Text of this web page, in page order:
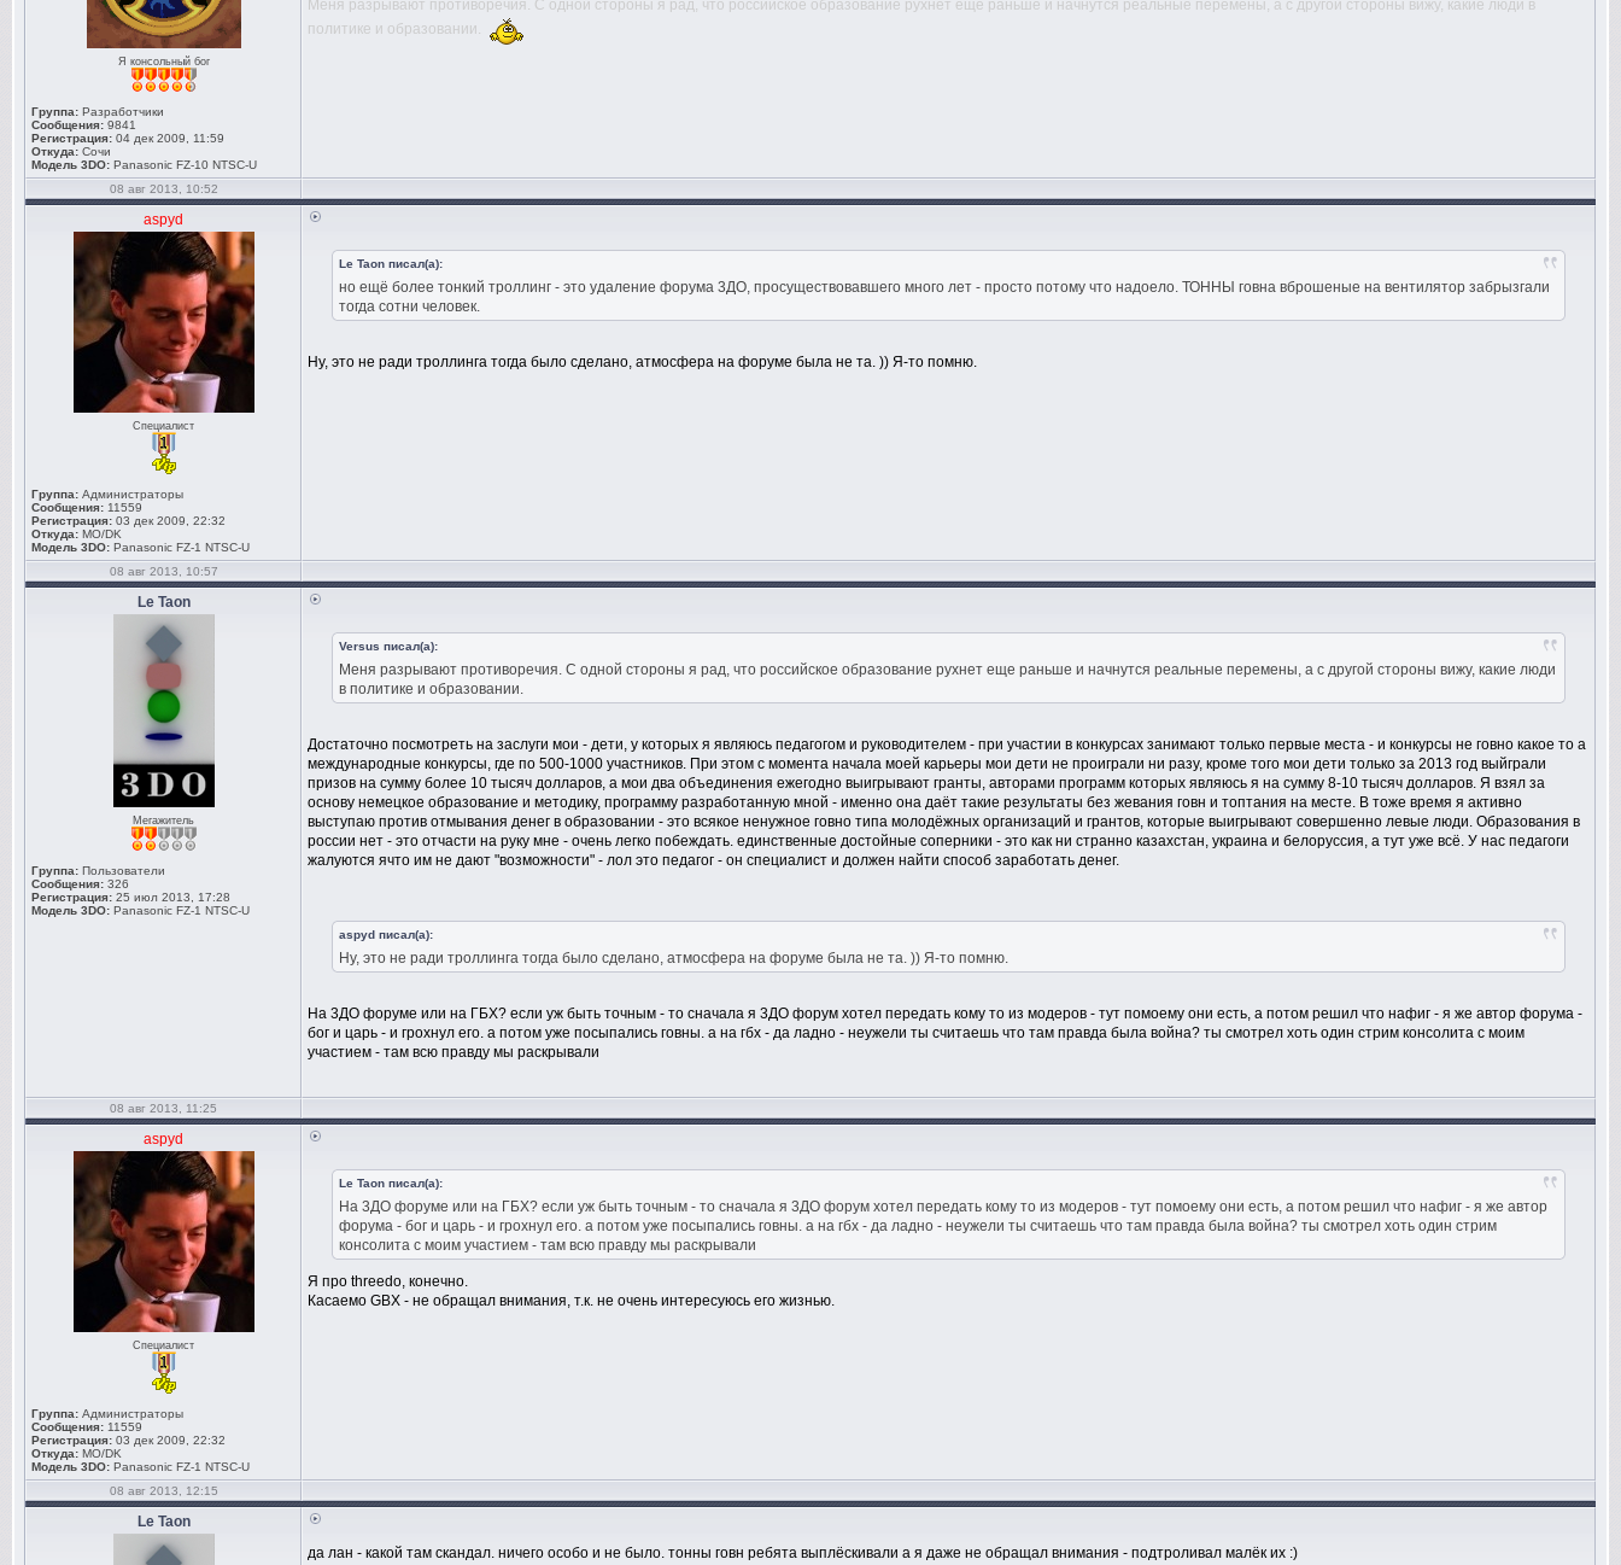
Я консольный бог
Группа: Разработчики
Сообщения: 9841
Регистрация: 04 дек 2009, 11:59
Откуда: Сочи
Модель 3DO: Panasonic FZ-10 NTSC-U
Меня разрывают противоречия. С одной стороны я рад, что российское образование рухнет еще раньше и начнутся реальные перемены, а с другой стороны вижу, какие люди в
политике и образовании.
08 авг 2013, 10:52
aspyd
Специалист
Группа: Администраторы
Сообщения: 11559
Регистрация: 03 дек 2009, 22:32
Откуда: MO/DK
Модель 3DO: Panasonic FZ-1 NTSC-U
Le Taon писал(а):
но ещё более тонкий троллинг - это удаление форума 3ДО, просуществовавшего много лет - просто потому что надоело. ТОННЫ говна вброшеные на вентилятор забрызгали
тогда сотни человек.
Ну, это не ради троллинга тогда было сделано, атмосфера на форуме была не та. )) Я-то помню.
08 авг 2013, 10:57
Le Taon
Мегажитель
Группа: Пользователи
Сообщения: 326
Регистрация: 25 июл 2013, 17:28
Модель 3DO: Panasonic FZ-1 NTSC-U
Versus писал(а):
Меня разрывают противоречия. С одной стороны я рад, что российское образование рухнет еще раньше и начнутся реальные перемены, а с другой стороны вижу, какие люди
в политике и образовании.
Достаточно посмотреть на заслуги мои - дети, у которых я являюсь педагогом и руководителем - при участии в конкурсах занимают только первые места - и конкурсы не говно какое то а
международные конкурсы, где по 500-1000 участников. При этом с момента начала моей карьеры мои дети не проиграли ни разу, кроме того мои дети только за 2013 год выйграли
призов на сумму более 10 тысяч долларов, а мои два объединения ежегодно выигрывают гранты, авторами программ которых являюсь я на сумму 8-10 тысяч долларов. Я взял за
основу немецкое образование и методику, программу разработанную мной - именно она даёт такие результаты без жевания говн и топтания на месте. В тоже время я активно
выступаю против отмывания денег в образовании - это всякое ненужное говно типа молодёжных организаций и грантов, которые выигрывают совершенно левые люди. Образования в
россии нет - это отчасти на руку мне - очень легко побеждать. единственные достойные соперники - это как ни странно казахстан, украина и белоруссия, а тут уже всё. У нас педагоги
жалуются ячто им не дают "возможности" - лол это педагог - он специалист и должен найти способ заработать денег.
aspyd писал(а):
Ну, это не ради троллинга тогда было сделано, атмосфера на форуме была не та. )) Я-то помню.
На 3ДО форуме или на ГБХ? если уж быть точным - то сначала я 3ДО форум хотел передать кому то из модеров - тут помоему они есть, а потом решил что нафиг - я же автор форума -
бог и царь - и грохнул его. а потом уже посыпались говны. а на гбх - да ладно - неужели ты считаешь что там правда была война? ты смотрел хоть один стрим консолита с моим
участием - там всю правду мы раскрывали
08 авг 2013, 11:25
aspyd
Специалист
Группа: Администраторы
Сообщения: 11559
Регистрация: 03 дек 2009, 22:32
Откуда: MO/DK
Модель 3DO: Panasonic FZ-1 NTSC-U
Le Taon писал(а):
На 3ДО форуме или на ГБХ? если уж быть точным - то сначала я 3ДО форум хотел передать кому то из модеров - тут помоему они есть, а потом решил что нафиг - я же автор
форума - бог и царь - и грохнул его. а потом уже посыпались говны. а на гбх - да ладно - неужели ты считаешь что там правда была война? ты смотрел хоть один стрим
консолита с моим участием - там всю правду мы раскрывали
Я про threedo, конечно.
Касаемо GBX - не обращал внимания, т.к. не очень интересуюсь его жизнью.
08 авг 2013, 12:15
Le Taon
да лан - какой там скандал. ничего особо и не было. тонны говн ребята выплёскивали а я даже не обращал внимания - подтроливал малёк их :)